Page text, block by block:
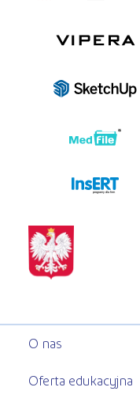
programy dla firm
O nas
Oferta edukacyjna